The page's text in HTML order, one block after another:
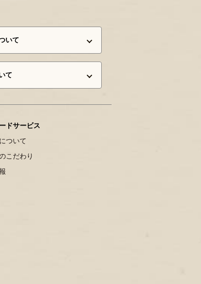
いて
て
ドサービス
ついて
こだわり